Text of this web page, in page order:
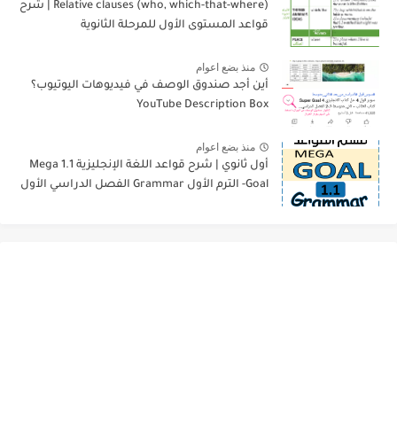
Relative clauses (who, which-that-where) | شرح
قواعد المستوى الأول للمرحلة الثانوية
منذ بضع اعوام
أين أجد صندوق الوصف في فيديوهات اليوتيوب؟
YouTube Description Box
منذ بضع اعوام
أول ثانوي | شرح قواعد اللغة الإنجليزية 1.1 Mega
Goal- الترم الأول Grammar الفصل الدراسي الأول